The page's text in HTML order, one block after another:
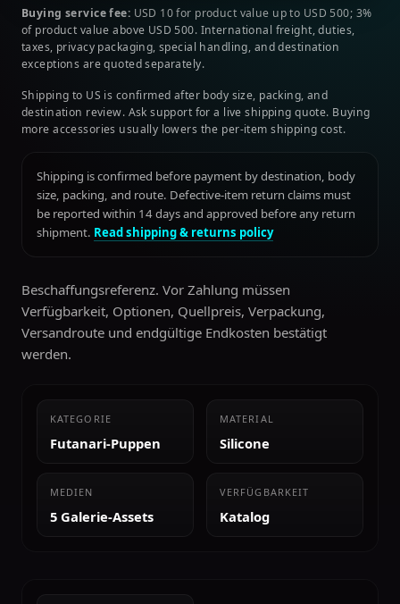
Buying service fee: USD 10 for product value up to USD 500; 3%
of product value above USD 500. International freight, duties,
taxes, privacy packaging, special handling, and destination
exceptions are quoted separately.
Shipping to US is confirmed after body size, packing, and
destination review. Ask support for a live shipping quote. Buying
more accessories usually lowers the per-item shipping cost.
Shipping is confirmed before payment by destination, body
size, packing, and route. Defective-item return claims must
be reported within 14 days and approved before any return
shipment. Read shipping & returns policy
Beschaffungsreferenz. Vor Zahlung müssen
Verfügbarkeit, Optionen, Quellpreis, Verpackung,
Versandroute und endgültige Endkosten bestätigt
werden.
KATEGORIE
Futanari-Puppen
MATERIAL
Silicone
MEDIEN
5 Galerie-Assets
VERFÜGBARKEIT
Katalog